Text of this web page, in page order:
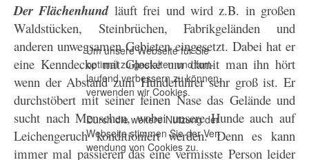
Der Flächenhundläuft frei und wird z.B. in großen
Waldstücken, Steinbrüchen, Fabrikgeländen und
anderen unwegsamen Gebieten eingesetzt. Dabei hat er
eine Kenndecke mit Glocke um damit man ihn hört
wenn der Abstand zum Hundeführer sehr groß ist. Er
durchstöbert mit seiner feinen Nase das Gelände und
sucht nach Menschen, wobei unsere Hunde auch auf
Leichengeruch konditioniert werden. Denn es kann
immer mal passieren das eine vermisste Person leider
Um unsere Webseite für Sie
optimal zu gestalten und fort-
laufend verbessern zu können,
verwenden wir Cookies.
Durch die weitere Nutzung der
Webseite stimmen Sie der Ver-
wendung von Cookies zu.